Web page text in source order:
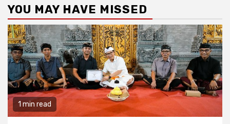
YOU MAY HAVE MISSED
1 min read